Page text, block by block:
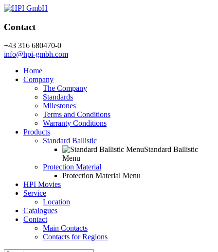
Contact
+43 316 680470-0
info@hpi-gmbh.com
Home
Company
The Company
Standards
Milestones
Terms and Conditions
Warranty Conditions
Products
Standard Ballistic
Standard Ballistic
Menu
Protection Material
Protection Material Menu
HPI Movies
Service
Location
Catalogues
Contact
Main Contacts
Contacts for Regions